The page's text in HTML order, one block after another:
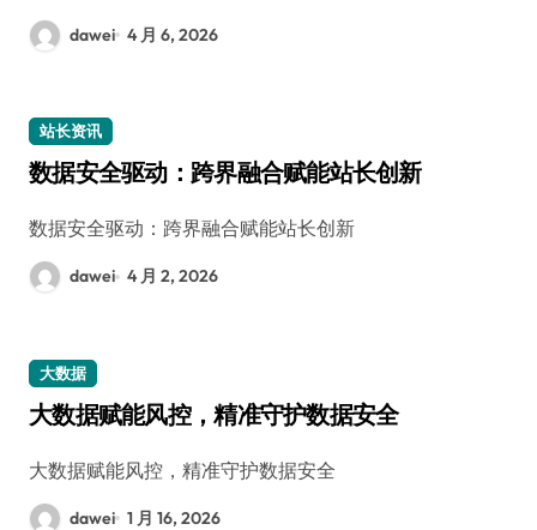
dawei 4 月 6, 2026
站长资讯
数据安全驱动：跨界融合赋能站长创新
数据安全驱动：跨界融合赋能站长创新
dawei 4 月 2, 2026
大数据
大数据赋能风控，精准守护数据安全
大数据赋能风控，精准守护数据安全
dawei 1 月 16, 2026